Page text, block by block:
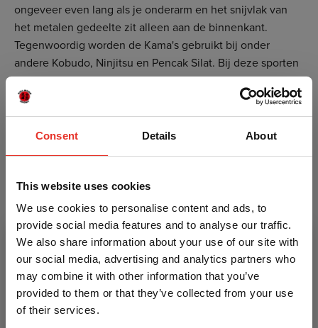
Consent Details About
This website uses cookies
We use cookies to personalise content and ads, to
provide social media features and to analyse our traffic.
We also share information about your use of our site with
our social media, advertising and analytics partners who
may combine it with other information that you’ve
provided to them or that they’ve collected from your use
of their services.
ongeveer even lang als je onderarm en het snijvlak van
het metalen gedeelte zit alleen aan de binnenkant.
Tegenwoordig worden de Kama's gebruikt bij onder
andere Kobudo, Ninjitsu en Pencak Silat. Bij deze sporten
kan de beweging van een aanval en verdediging
nagebootst worden.
In ons assortiment hebben wij verschillende Kama's, zo
de Kama's met metalen blad of met een scherp metalen
blad en zelfs een kunststof Kama.
Deze Kama wordt per stuk geleverd
Kenmerken